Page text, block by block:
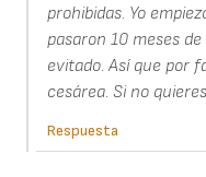
prohibidas. Yo
pasaron 10 meses
evitado. Así que por
cesárea. Si no
Respuesta